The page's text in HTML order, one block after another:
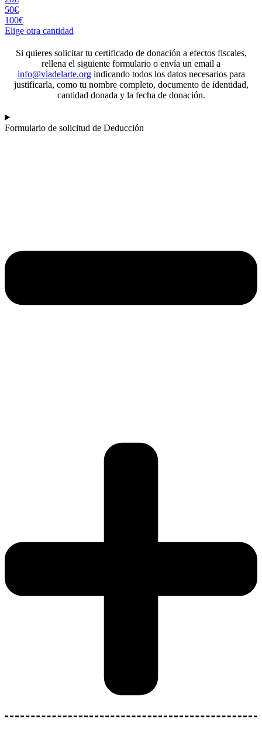
50€
100€
Elige otra cantidad
Si quieres solicitar tu certificado de donación a efectos fiscales,
rellena el siguiente formulario o envía un email a
info@viadelarte.orgindicando todos los datos necesarios para
justificarla, como tu nombre completo, documento de identidad,
cantidad donada y la fecha de donación.
Formulario de solicitud de Deducción